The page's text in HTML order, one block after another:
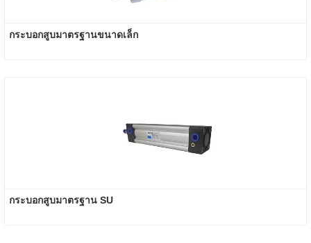
กระบอกสูบมาตรฐานขนาดเล็ก
กระบอกสูบมาตรฐาน SU